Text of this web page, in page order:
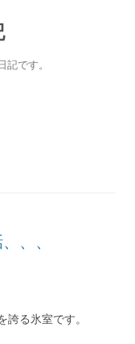
です。
、、
る氷室です。